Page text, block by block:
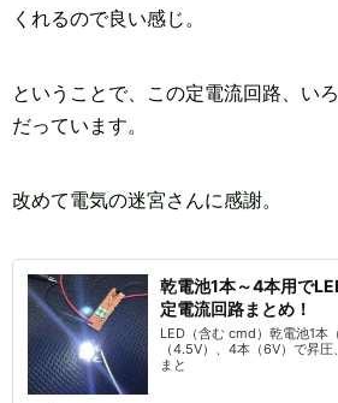
くれるので良い感じ。
ということで、この定電流回路、い
だっています。
改めて電気の迷宮さんに感謝。
乾電池1本～4本用で
定電流回路まとめ！
LED（含む cmd）乾電池1本
（4.5V）、4本（6V）で昇
まと